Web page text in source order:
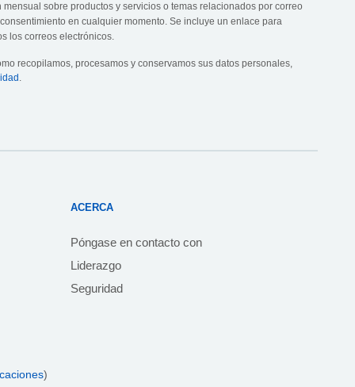
sobre productos y servicios o temas relacionados por correo
en cualquier momento. Se incluye un enlace para
los correos electrónicos.
recopilamos, procesamos y conservamos sus datos personales,
.
ACERCA
Póngase en contacto con
Liderazgo
Seguridad
)